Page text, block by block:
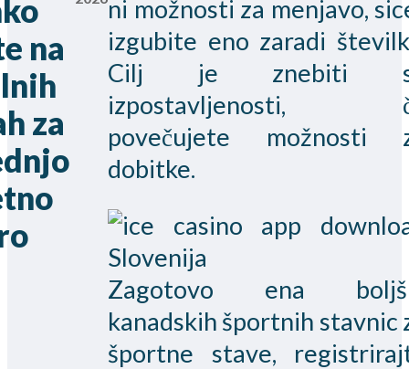
na
za
ni možnosti za menjavo,
izgubite eno zaradi
Cilj je znebiti
izpostavljenosti,
povečujete možnosti
dobitke.
Zagotovo ena
kanadskih športnih stavnic
športne stave,